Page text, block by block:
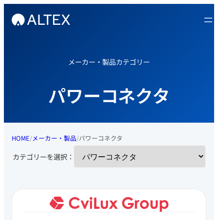
メーカー・製品カテゴリー
パワーコネクタ
HOME メーカー・製品 パワーコネクタ
カテゴリーを選択：